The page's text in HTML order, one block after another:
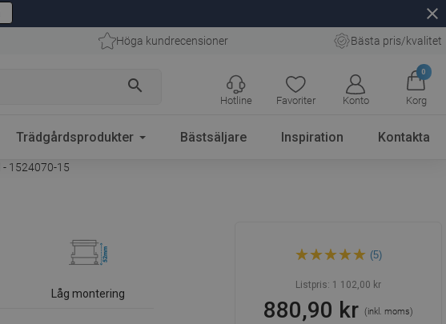
close
Höga kundrecensioner Bästa pris/kvalitet
search
Favoriter Konto
0
Korg
Hotline
Trädgårdsprodukter Bästsäljare Inspiration Kontakta
1524070-15
Låg montering
golvbrunn 70 cm, guld -
(5)
Listpris: 1 102,00 kr
880,90 kr(inkl. moms)